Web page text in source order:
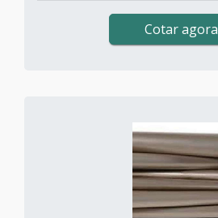
Cotar agora